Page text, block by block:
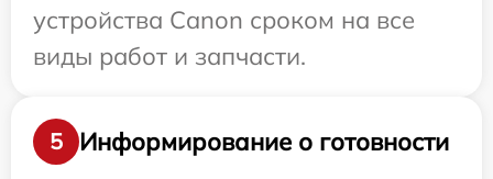
устройства Canon сроком на все
виды работ и запчасти.
5
Информирование о готовности